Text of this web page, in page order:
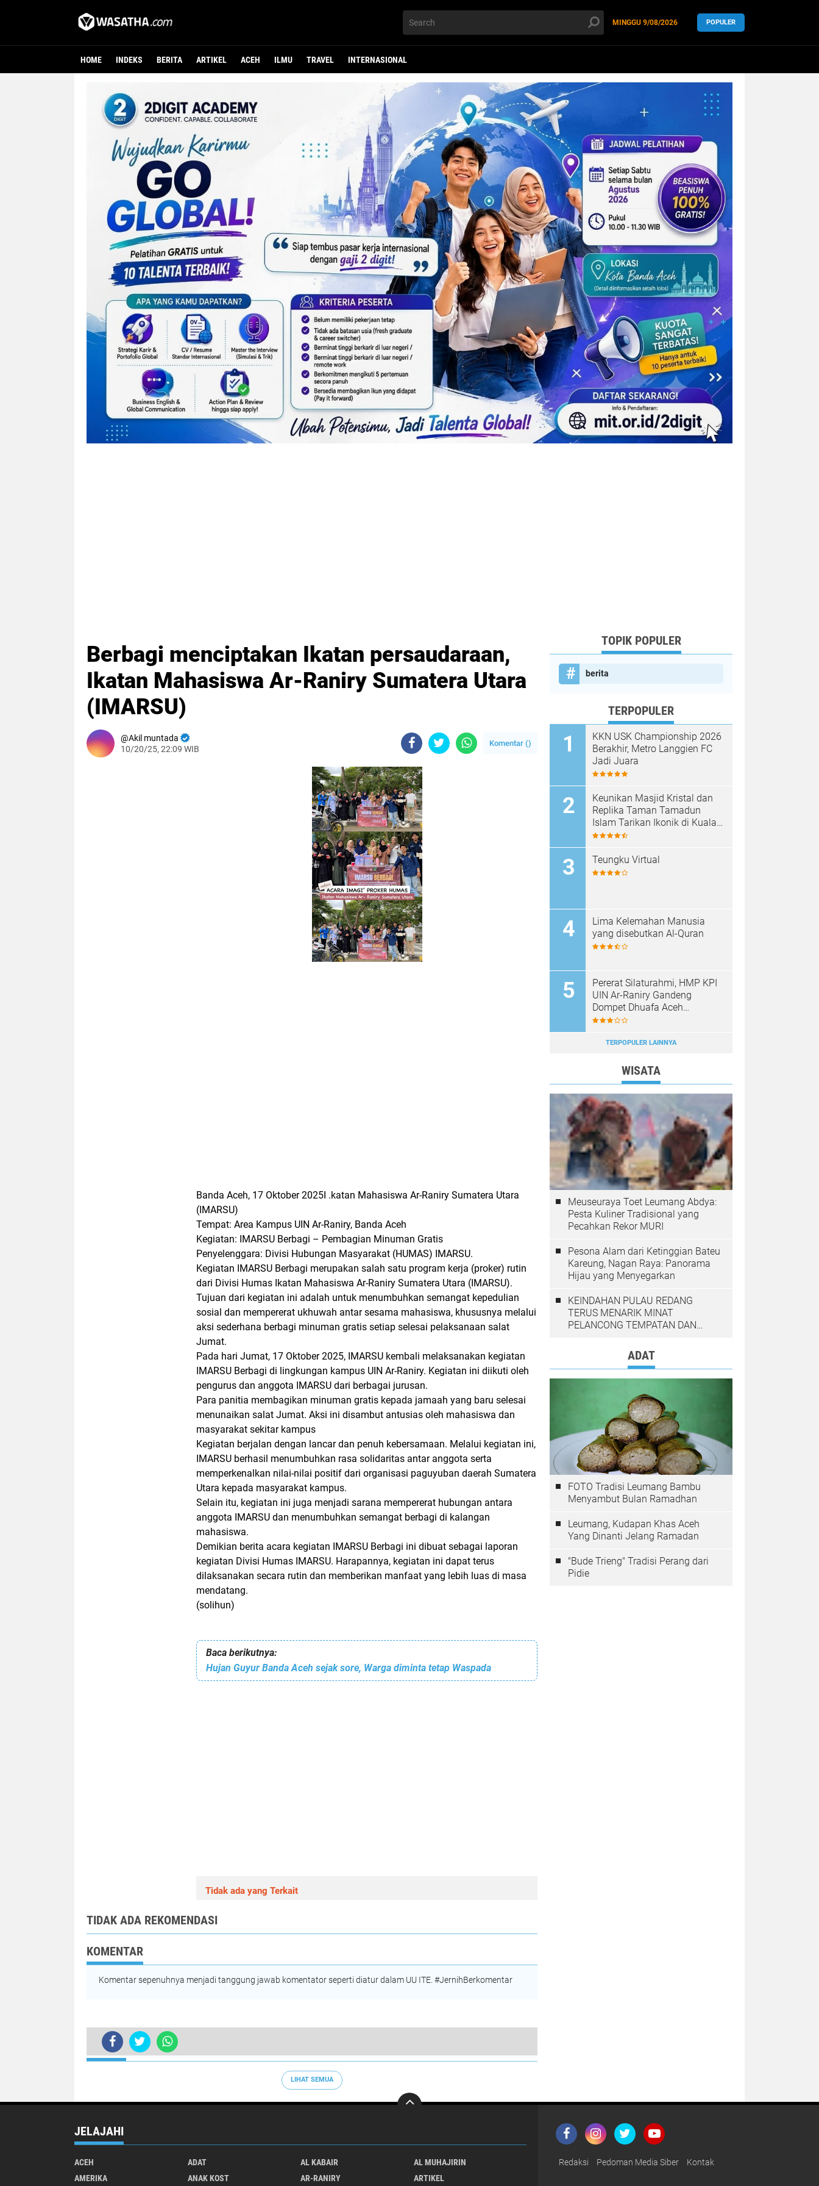
MINGGU 9/08/2026 POPULER
HOME INDEKS BERITA ARTIKEL ACEH ILMU TRAVEL INTERNASIONAL
Berbagi menciptakan Ikatan persaudaraan,
Ikatan Mahasiswa Ar-Raniry Sumatera Utara
(IMARSU)
Akil muntada
10/20/25, 22:09 WIB
Komentar ()
Banda Aceh, 17 Oktober 2025I .katan Mahasiswa Ar-Raniry Sumatera Utara
(IMARSU)
Tempat: Area Kampus UIN Ar-Raniry, Banda Aceh
Kegiatan: IMARSU Berbagi – Pembagian Minuman Gratis
Penyelenggara: Divisi Hubungan Masyarakat (HUMAS) IMARSU.
Kegiatan IMARSU Berbagi merupakan salah satu program kerja (proker) rutin
dari Divisi Humas Ikatan Mahasiswa Ar-Raniry Sumatera Utara (IMARSU).
Tujuan dari kegiatan ini adalah untuk menumbuhkan semangat kepedulian
sosial dan mempererat ukhuwah antar sesama mahasiswa, khususnya melalui
aksi sederhana berbagi minuman gratis setiap selesai pelaksanaan salat
Jumat.
Pada hari Jumat, 17 Oktober 2025, IMARSU kembali melaksanakan kegiatan
IMARSU Berbagi di lingkungan kampus UIN Ar-Raniry. Kegiatan ini diikuti oleh
pengurus dan anggota IMARSU dari berbagai jurusan.
Para panitia membagikan minuman gratis kepada jamaah yang baru selesai
menunaikan salat Jumat. Aksi ini disambut antusias oleh mahasiswa dan
masyarakat sekitar kampus
Kegiatan berjalan dengan lancar dan penuh kebersamaan. Melalui kegiatan ini,
IMARSU berhasil menumbuhkan rasa solidaritas antar anggota serta
memperkenalkan nilai-nilai positif dari organisasi paguyuban daerah Sumatera
Utara kepada masyarakat kampus.
Selain itu, kegiatan ini juga menjadi sarana mempererat hubungan antara
anggota IMARSU dan menumbuhkan semangat berbagi di kalangan
mahasiswa.
Demikian berita acara kegiatan IMARSU Berbagi ini dibuat sebagai laporan
kegiatan Divisi Humas IMARSU. Harapannya, kegiatan ini dapat terus
dilaksanakan secara rutin dan memberikan manfaat yang lebih luas di masa
mendatang.
(solihun)
Baca berikutnya:
Hujan Guyur Banda Aceh sejak sore, Warga diminta tetap Waspada
Tidak ada yang Terkait
TIDAK ADA REKOMENDASI
KOMENTAR
Komentar sepenuhnya menjadi tanggung jawab komentator seperti diatur dalam UU ITE. #JernihBerkomentar
Berbagi menciptakan Ikatan persaudaraan, Ikatan Mahasiswa Ar-Raniry Sumatera Utara (IMARSU)
TERKINI
LIHAT SEMUA
TOPIK POPULER
berita
TERPOPULER
KKN USK Championship 2026
Berakhir, Metro Langgien FC
Jadi Juara
Keunikan Masjid Kristal dan
Replika Taman Tamadun
Islam Tarikan Ikonik di Kuala
Terengganu, Malaysia
Teungku Virtual
Lima Kelemahan Manusia
yang disebutkan Al-Quran
Pererat Silaturahmi, HMP KPI
UIN Ar-Raniry Gandeng
Dompet Dhuafa Aceh
Sukseskan Communication
TERPOPULER LAINNYA
WISATA
Meuseuraya Toet Leumang Abdya:
Pesta Kuliner Tradisional yang
Pecahkan Rekor MURI
Pesona Alam dari Ketinggian Bateu
Kareung, Nagan Raya: Panorama
Hijau yang Menyegarkan
KEINDAHAN PULAU REDANG
TERUS MENARIK MINAT
PELANCONG TEMPATAN DAN
ADAT
FOTO Tradisi Leumang Bambu
Menyambut Bulan Ramadhan
Leumang, Kudapan Khas Aceh
Yang Dinanti Jelang Ramadan
"Bude Trieng" Tradisi Perang dari
Pidie
JELAJAHI
ACEH ADAT AL KABAIR
AL MUHAJIRIN
AMERIKA
ANAK KOST AR-RANIRY ARTIKEL
Redaksi Pedoman Media Siber Kontak